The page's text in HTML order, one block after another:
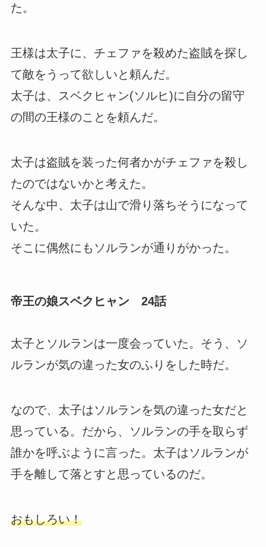
た。
王様は太子に、チェファを殺めた盗賊を探し
て敵をうって欲しいと頼んだ。
太子は、スベクヒャン(ソルヒ)に自分の留守
の間の王様のことを頼んだ。
太子は盗賊を装った何者かがチェファを殺し
たのではないかと考えた。
そんな中、太子は山で滑り落ちそうになって
いた。
そこに偶然にもソルランが通りがかった。
帝王の娘スベクヒャン 24話
太子とソルランは一度会っていた。そう、ソ
ルランが気の違った女のふりをした時だ。
なので、太子はソルランを気の違った女だと
思っている。だから、ソルランの手を取らず
誰かを呼ぶように言った。太子はソルランが
手を離して落とすと思っているのだ。
おもしろい！